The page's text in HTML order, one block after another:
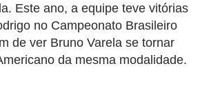
Este ano, a equipe teve vitórias
no Campeonato Brasileiro
de ver Bruno Varela se tornar
da mesma modalidade.